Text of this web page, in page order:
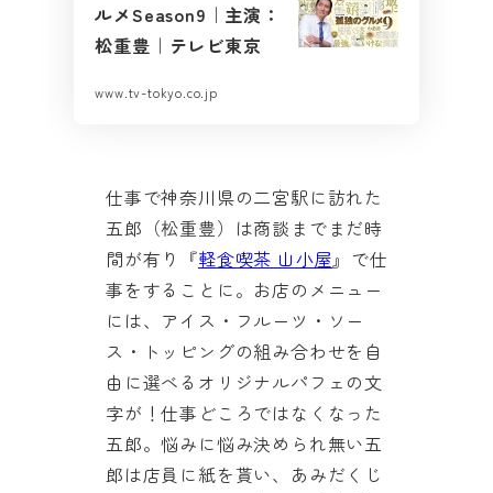
ルメSeason9｜主演：
松重豊｜テレビ東京
www.tv-tokyo.co.jp
仕事で神奈川県の二宮駅に訪れた
五郎（松重豊）は商談までまだ時
間が有り『軽食喫茶 山小屋』で仕
事をすることに。お店のメニュー
には、アイス・フルーツ・ソー
ス・トッピングの組み合わせを自
由に選べるオリジナルパフェの文
字が！仕事どころではなくなった
五郎。悩みに悩み決められ無い五
郎は店員に紙を貰い、あみだくじ